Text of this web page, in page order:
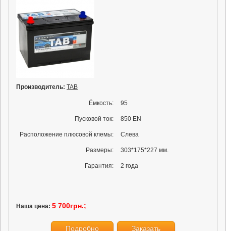
Производитель: TAB
Ёмкость: 95
Пусковой ток: 850 EN
Расположение плюсовой клемы: Слева
Размеры: 303*175*227 мм.
Гарантия: 2 года
Наша цена: 5 700грн.;
Подробно Заказать